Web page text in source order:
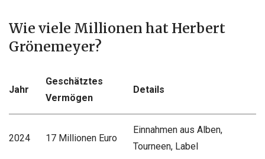
Wie viele Millionen hat Herbert
Grönemeyer?
Jahr
Geschätztes
Vermögen
Details
2024 17 Millionen Euro
Einnahmen aus Alben,
Tourneen, Label